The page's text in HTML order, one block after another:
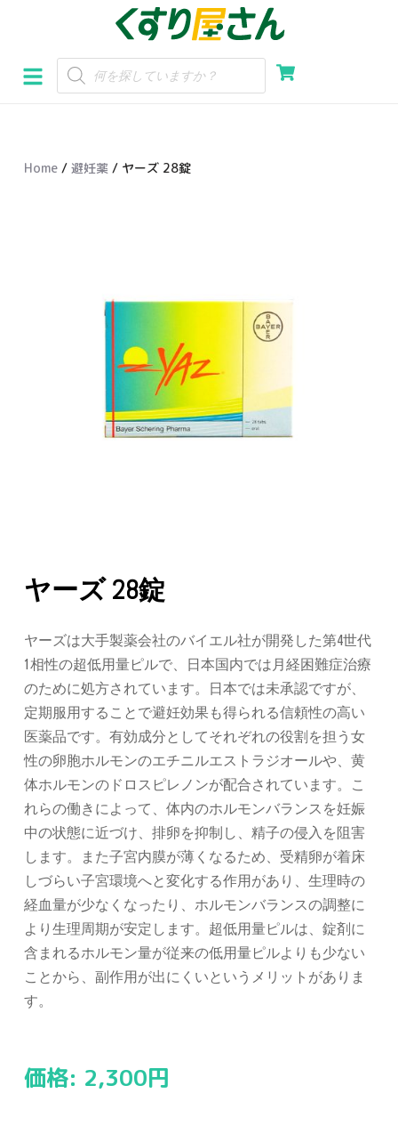
ン
テ
スHome / 避妊薬 / ヤーズ 28錠
ヤーズ 28錠
ヤーズは大手製薬会社のバイエル社が開発した第4世代
1相性の超低用量ピルで、日本国内では月経困難症治療
のために処方されています。日本では未承認ですが、
定期服用することで避妊効果も得られる信頼性の高い
医薬品です。有効成分としてそれぞれの役割を担う女
性の卵胞ホルモンのエチニルエストラジオールや、黄
体ホルモンのドロスピレノンが配合されています。こ
れらの働きによって、体内のホルモンバランスを妊娠
中の状態に近づけ、排卵を抑制し、精子の侵入を阻害
します。また子宮内膜が薄くなるため、受精卵が着床
しづらい子宮環境へと変化する作用があり、生理時の
経血量が少なくなったり、ホルモンバランスの調整に
より生理周期が安定します。超低用量ピルは、錠剤に
含まれるホルモン量が従来の低用量ピルよりも少ない
ことから、副作用が出にくいというメリットがありま
す。
価格: 2,300円